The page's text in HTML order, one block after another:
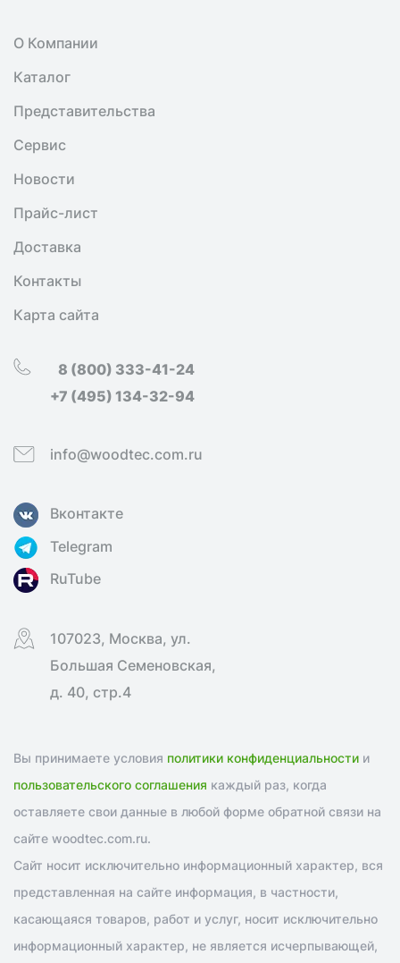
О Компании
Каталог
Представительства
Сервис
Новости
Прайс-лист
Доставка
Контакты
Карта сайта
8 (800) 333-41-24
+7 (495) 134-32-94
info@woodtec.com.ru
Вконтакте
Telegram
RuTube
107023, Москва, ул.
Большая Семеновская,
д. 40, стр.4
Вы принимаете условия политики конфиденциальности и
пользовательского соглашения каждый раз, когда
оставляете свои данные в любой форме обратной связи на
сайте woodtec.com.ru.
Сайт носит исключительно информационный характер, вся
представленная на сайте информация, в частности,
касающаяся товаров, работ и услуг, носит исключительно
информационный характер, не является исчерпывающей,